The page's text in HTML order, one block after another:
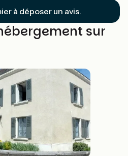
à déposer un avis.
sur